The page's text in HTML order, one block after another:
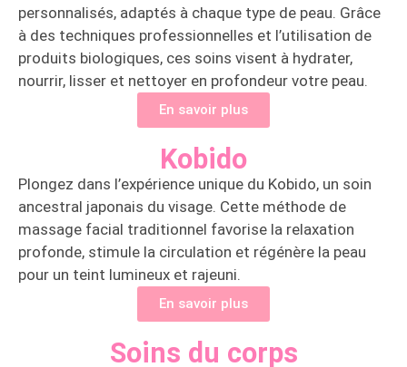
personnalisés, adaptés à chaque type de peau. Grâce
à des techniques professionnelles et l’utilisation de
produits biologiques, ces soins visent à hydrater,
nourrir, lisser et nettoyer en profondeur votre peau.
En savoir plus
Kobido
Plongez dans l’expérience unique du Kobido, un soin
ancestral japonais du visage. Cette méthode de
massage facial traditionnel favorise la relaxation
profonde, stimule la circulation et régénère la peau
pour un teint lumineux et rajeuni.
En savoir plus
Soins du corps